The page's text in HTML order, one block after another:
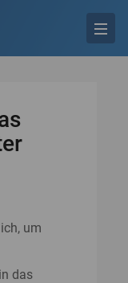
um
das